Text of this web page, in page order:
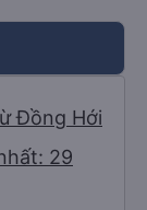
Đồng Hới
29